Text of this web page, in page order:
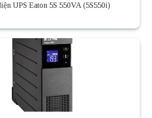
UPS Eaton 5S 550VA (5S550i)